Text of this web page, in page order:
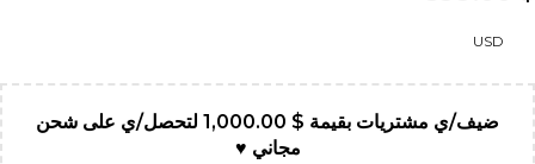
USD
ضيف/ي مشتريات بقيمة 1,000.00 $
لتحصل/ي على شحن
مجاني ♥